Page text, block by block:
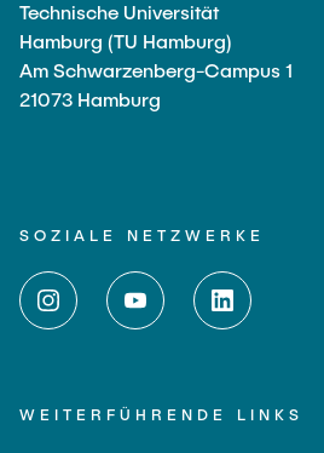
Technische Universität
Hamburg (TU Hamburg)
Am Schwarzenberg-Campus 1
21073 Hamburg
SOZIALE NETZWERKE
WEITERFÜHRENDE LINKS